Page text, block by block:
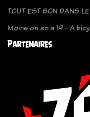
TOUT EST BON DANS
Moins on en a 19 - A
Partenaires